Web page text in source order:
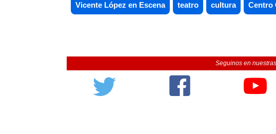
Vicente López en Escena teatro cultura Centro
Seguinos en